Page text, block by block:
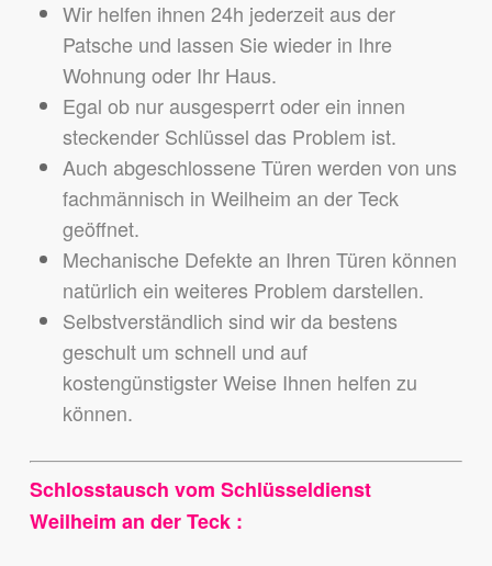
Wir helfen ihnen 24h jederzeit aus der
Patsche und lassen Sie wieder in Ihre
Wohnung oder Ihr Haus.
Egal ob nur ausgesperrt oder ein innen
steckender Schlüssel das Problem ist.
Auch abgeschlossene Türen werden von uns
fachmännisch in Weilheim an der Teck
geöffnet.
Mechanische Defekte an Ihren Türen können
natürlich ein weiteres Problem darstellen.
Selbstverständlich sind wir da bestens
geschult um schnell und auf
kostengünstigster Weise Ihnen helfen zu
können.
Schlosstausch vom Schlüsseldienst
Weilheim an der Teck :